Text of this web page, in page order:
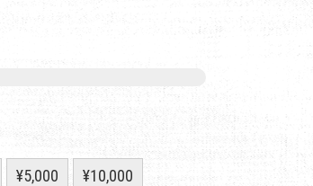
¥5,000 ¥10,000